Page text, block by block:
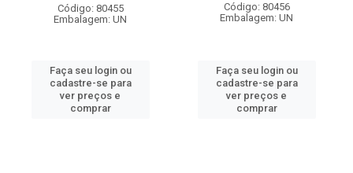
Código: 80455
Embalagem: UN
Faça seu login ou
cadastre-se para
ver preços e
comprar
Código: 80456
Embalagem: UN
Faça seu login ou
cadastre-se para
ver preços e
comprar